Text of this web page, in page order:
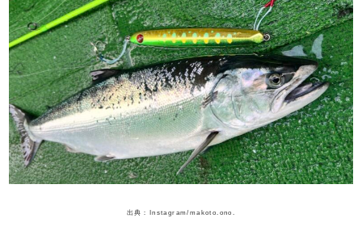
出典：Instagram/makoto.ono.